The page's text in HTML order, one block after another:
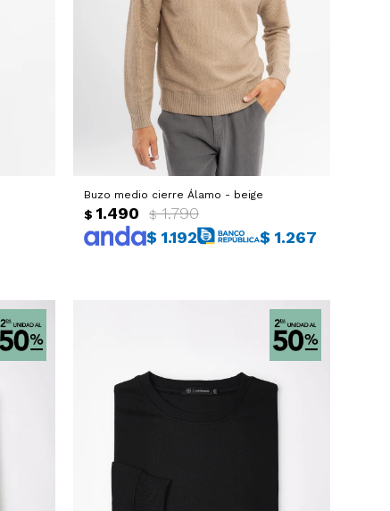
Buzo medio cierre Álamo - beige
$ 1.490 $ 1.790
$ 1.192 $ 1.267